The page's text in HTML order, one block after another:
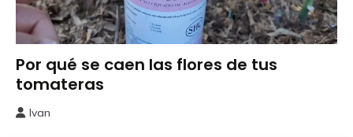
Abonos y
Remedios
Por qué se caen las flores de tus
tomateras
Ivan